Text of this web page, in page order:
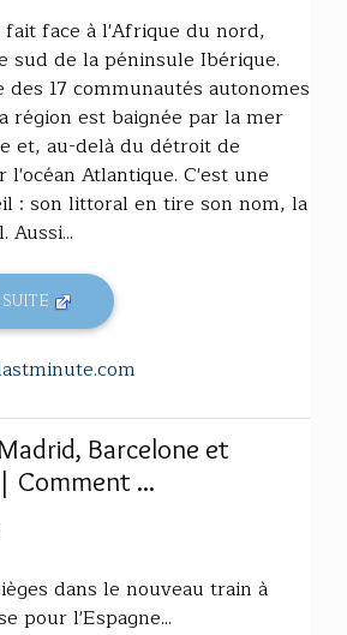
fait face à l'Afrique du nord,
sud de la péninsule Ibérique.
17 communautés autonomes
région est baignée par la mer
et, au-delà du détroit de
l'océan Atlantique. C'est une
: son littoral en tire son nom, la
Aussi...
Barcelone et
Comment ...
dans le nouveau train à
pour l'Espagne...